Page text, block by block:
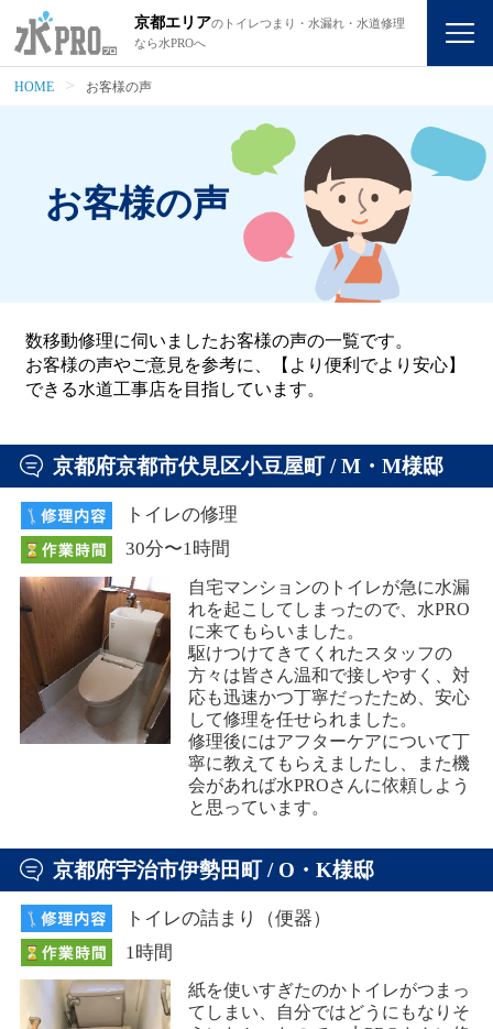
京都エリアのトイレつまり・水漏れ・水道修理
なら水PROへ
HOME お客様の声
お客様の声
数移動修理に伺いましたお客様の声の一覧です。
お客様の声やご意見を参考に、【より便利でより安心】
できる水道工事店を目指しています。
京都府京都市伏見区小豆屋町 / M・M様邸
トイレの修理
30分〜1時間
自宅マンションのトイレが急に水漏
れを起こしてしまったので、水PRO
に来てもらいました。
駆けつけてきてくれたスタッフの
方々は皆さん温和で接しやすく、対
応も迅速かつ丁寧だったため、安心
して修理を任せられました。
修理後にはアフターケアについて丁
寧に教えてもらえましたし、また機
会があれば水PROさんに依頼しよう
と思っています。
京都府宇治市伊勢田町 / O・K様邸
トイレの詰まり（便器）
1時間
紙を使いすぎたのかトイレがつまっ
てしまい、自分ではどうにもなりそ